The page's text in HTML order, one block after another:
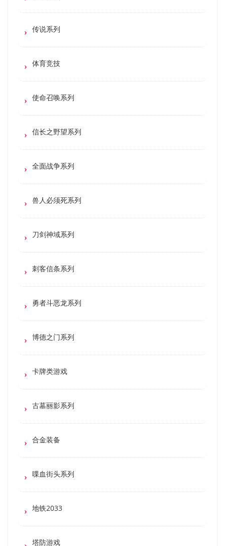
传说系列
体育竞技
使命召唤系列
信长之野望系列
全面战争系列
兽人必须死系列
刀剑神域系列
刺客信条系列
勇者斗恶龙系列
博德之门系列
卡牌类游戏
古墓丽影系列
合金装备
喋血街头系列
地铁2033
塔防游戏